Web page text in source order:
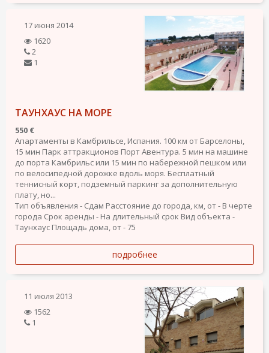
17 июня 2014
1620
2
1
ТАУНХАУС НА МОРЕ
550 €
Апартаменты в Камбрильсе, Испания. 100 км от Барселоны,
15 мин Парк аттракционов Порт Авентура. 5 мин на машине
до порта Камбрильс или 15 мин по набережной пешком или
по велосипедной дорожке вдоль моря. Бесплатный
теннисный корт, подземный паркинг за дополнительную
плату, но...
Тип объявления - Сдам Расстояние до города, км, от - В черте
города Срок аренды - На длительный срок Вид объекта -
Таунхаус Площадь дома, от - 75
подробнее
11 июля 2013
1562
1